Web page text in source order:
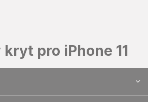
pro iPhone 11